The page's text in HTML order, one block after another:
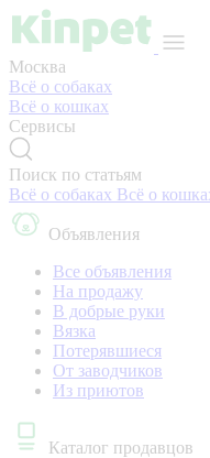
Москва
Всё о собаках
Всё о кошках
Сервисы
Поиск по статьям
Всё о собаках Всё о
Объявления
Все объявления
На продажу
В добрые руки
Вязка
Потерявшиеся
От заводчиков
Из приютов
Каталог продавцов